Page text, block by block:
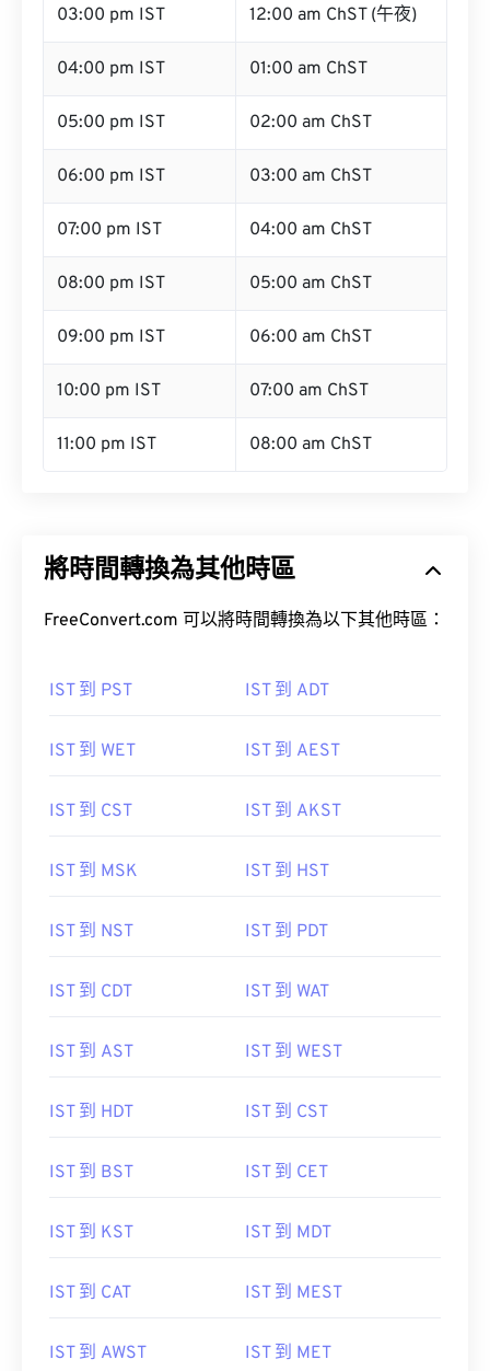
03:00 pm IST 12:00 am ChST (午夜)
04:00 pm IST 01:00 am ChST
05:00 pm IST 02:00 am ChST
06:00 pm IST 03:00 am ChST
07:00 pm IST 04:00 am ChST
08:00 pm IST 05:00 am ChST
09:00 pm IST 06:00 am ChST
10:00 pm IST 07:00 am ChST
11:00 pm IST 08:00 am ChST
將時間轉換為其他時區
FreeConvert.com 可以將時間轉換為以下其他時區：
IST 到 PST IST 到 ADT
IST 到 WET IST 到 AEST
IST 到 CST IST 到 AKST
IST 到 MSK IST 到 HST
IST 到 NST IST 到 PDT
IST 到 CDT IST 到 WAT
IST 到 AST IST 到 WEST
IST 到 HDT IST 到 CST
IST 到 BST IST 到 CET
IST 到 KST IST 到 MDT
IST 到 CAT IST 到 MEST
IST 到 AWST IST 到 MET